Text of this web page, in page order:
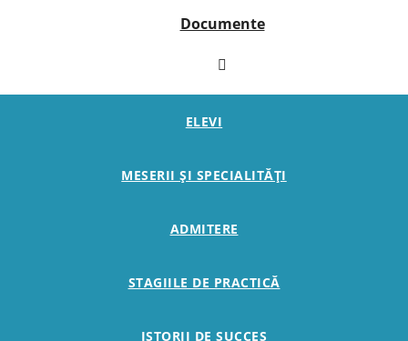
Documente
ELEVI
MESERII ȘI SPECIALITĂȚI
ADMITERE
STAGIILE DE PRACTICĂ
ISTORII DE SUCCES